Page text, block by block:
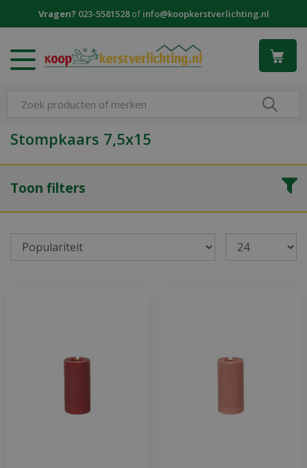
Vragen? 023-5581528ofinfo@koopkerstverlichting.nl
Stompkaars 7,5x15
Toon filters